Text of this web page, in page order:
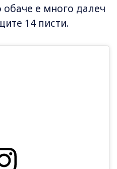
е много далеч
14 писти.